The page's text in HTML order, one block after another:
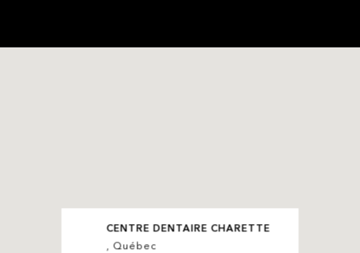
CENTRE DENTAIRE CHARETTE
, Québec